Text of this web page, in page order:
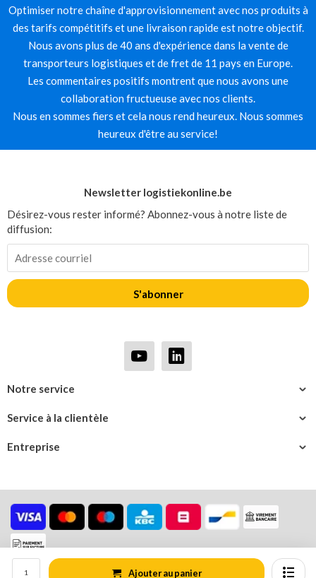
Ajouter au panier
Optimiser notre chaîne d'approvisionnement avec nos produits à
des tarifs compétitifs et une livraison rapide est notre objectif.
Nous avons plus de 40 ans d'expérience dans la vente de
transporteurs logistiques et de fret de 11 pays en Europe.
Les commentaires positifs montrent que nous avons une
collaboration fructueuse avec nos clients.
Nous en sommes fiers et cela nous rend heureux. Nous sommes
heureux d'être au service!
Entreprise
Service à la clientèle
Notre service
Newsletter logistiekonline.be
Désirez-vous rester informé? Abonnez-vous à notre liste de
diffusion:
S'abonner
© Logistiekonline.be Plan du site